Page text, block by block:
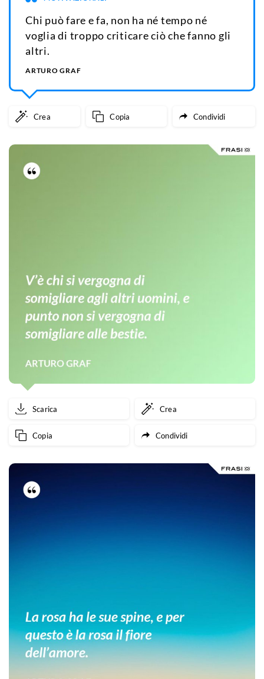
Chi può fare e fa, non ha né tempo né
voglia di troppo criticare ciò che fanno gli
altri.
ARTURO GRAF
Crea Copia Condividi
Scarica Crea
Copia Condividi